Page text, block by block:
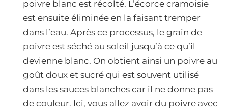
poivre blanc est récolté. L’écorce cramoisie
est ensuite éliminée en la faisant tremper
dans l’eau. Après ce processus, le grain de
poivre est séché au soleil jusqu’à ce qu’il
devienne blanc. On obtient ainsi un poivre au
goût doux et sucré qui est souvent utilisé
dans les sauces blanches car il ne donne pas
de couleur. Ici, vous allez avoir du poivre avec